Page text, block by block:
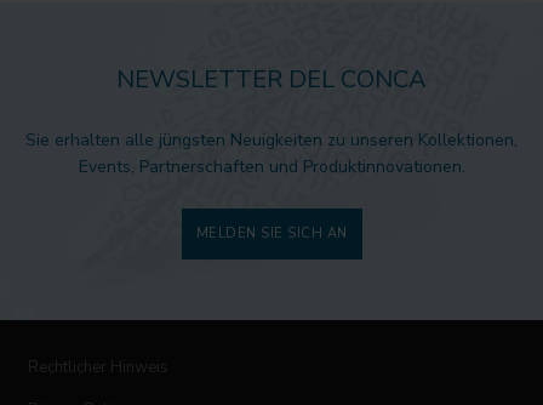
NEWSLETTER DEL CONCA
Sie erhalten alle jüngsten Neuigkeiten zu unseren Kollektionen,
Events, Partnerschaften und Produktinnovationen.
MELDEN SIE SICH AN
Rechtlicher Hinweis